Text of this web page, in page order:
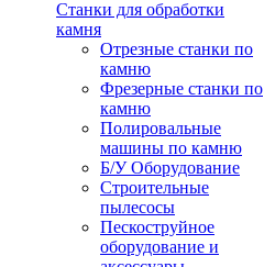
Станки для обработки
камня
Отрезные станки по
камню
Фрезерные станки по
камню
Полировальные
машины по камню
Б/У Оборудование
Строительные
пылесосы
Пескоструйное
оборудование и